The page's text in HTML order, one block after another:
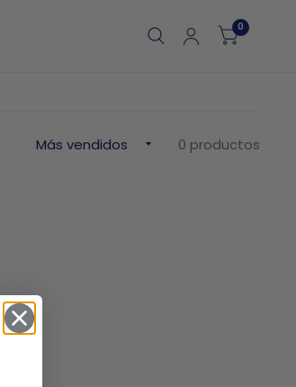
0
0 productos